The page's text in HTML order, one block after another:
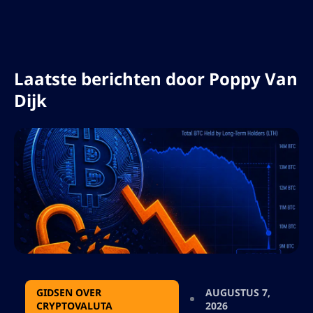
Laatste berichten door Poppy Van
Dijk
GIDSEN OVER
CRYPTOVALUTA
AUGUSTUS 7,
2026